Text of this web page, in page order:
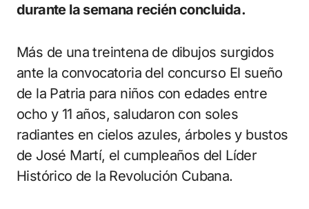
durante la semana recién concluida.
Más de una treintena de dibujos surgidos
ante la convocatoria del concurso El sueño
de la Patria para niños con edades entre
ocho y 11 años, saludaron con soles
radiantes en cielos azules, árboles y bustos
de José Martí, el cumpleaños del Líder
Histórico de la Revolución Cubana.